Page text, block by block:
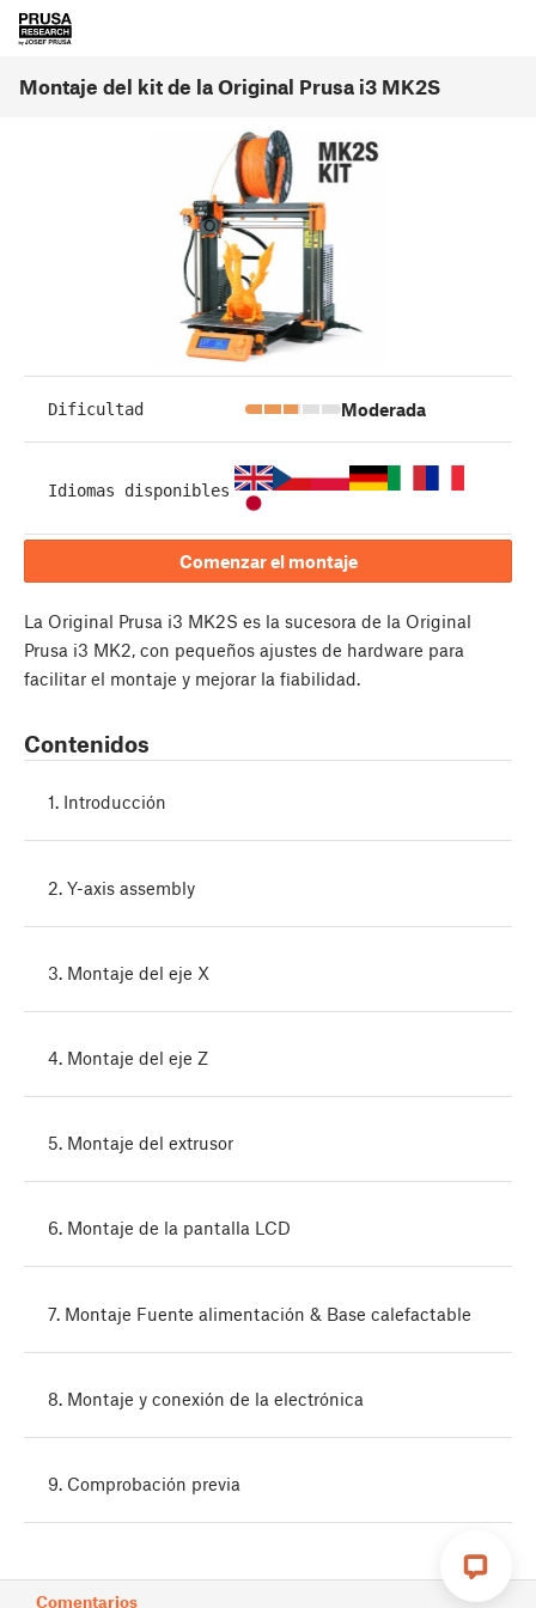
Montaje del kit de la Original Prusa i3 MK2S
Comentarios
Dificultad Moderada
Idiomas disponibles
Comenzar el montaje
La Original Prusa i3 MK2S es la sucesora de la Original
Prusa i3 MK2, con pequeños ajustes de hardware para
facilitar el montaje y mejorar la fiabilidad.
Contenidos
1. Introducción
2. Y-axis assembly
3. Montaje del eje X
4. Montaje del eje Z
5. Montaje del extrusor
6. Montaje de la pantalla LCD
7. Montaje Fuente alimentación & Base calefactable
8. Montaje y conexión de la electrónica
9. Comprobación previa